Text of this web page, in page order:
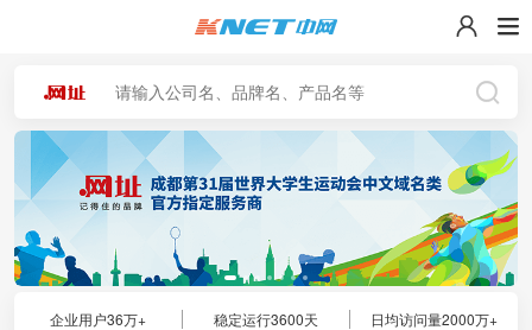



企业用户36万+ 稳定运行3600天 日均访问量2000万+